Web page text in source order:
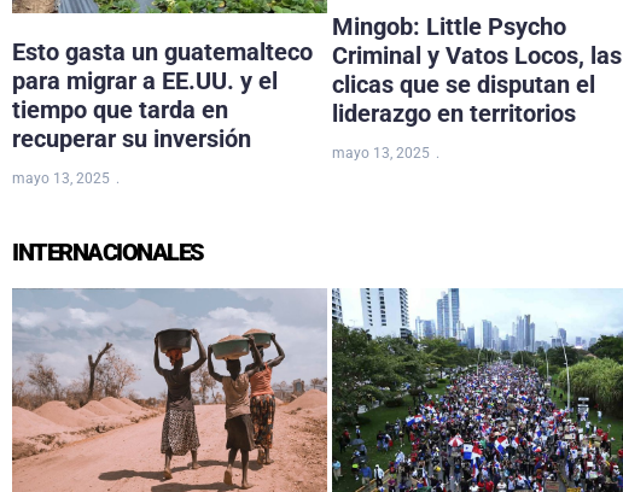
Esto gasta un guatemalteco
para migrar a EE.UU. y el
tiempo que tarda en
recuperar su inversión
mayo 13, 2025
Mingob: Little Psycho
Criminal y Vatos Locos, las
clicas que se disputan el
liderazgo en territorios
mayo 13, 2025
INTERNACIONALES